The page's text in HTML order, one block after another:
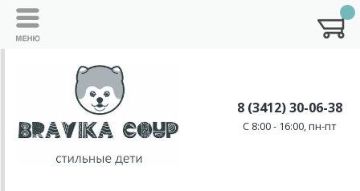
8 (3412) 30-06-38
C 8:00 - 16:00, пн-пт